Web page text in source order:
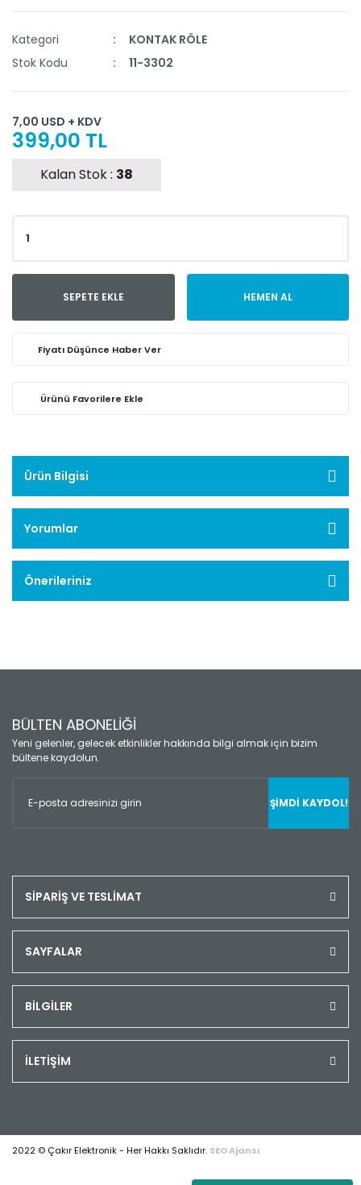
Kategori
KONTAK RÖLE
Stok Kodu
11-3302
7,00 USD + KDV
399,00 TL
Kalan Stok : 38
SEPETE EKLE HEMEN AL
Fiyatı Düşünce Haber Ver
Ürün Bilgisi
Yorumlar
Önerileriniz
BÜLTEN ABONELİĞİ
Yeni gelenler, gelecek etkinlikler hakkında bilgi almak için bizim
bültene kaydolun.
ŞİMDİ KAYDOL!
SİPARİŞ VE TESLİMAT
SAYFALAR
BİLGİLER
İLETİŞİM
2022 © Çakır Elektronik - Her Hakkı Saklıdır. SEO Ajansı